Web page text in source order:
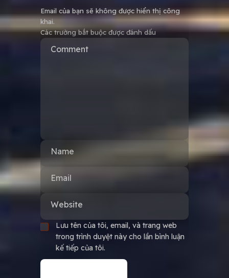
Email của bạn sẽ không được hiển thị công
khai.
Các trường bắt buộc được đánh dấu
Comment
Name
Email
Website
Lưu tên của tôi, email, và trang web
trong trình duyệt này cho lần bình luận
kế tiếp của tôi.